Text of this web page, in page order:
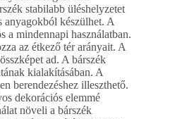
stabilabb üléshelyzetet
anyagokból készülhet. A
a mindennapi használatban.
az étkező tér arányait. A
ad. A bárszék
kialakításában. A
berendezéshez illeszthető.
dekorációs elemmé
növeli a bárszék